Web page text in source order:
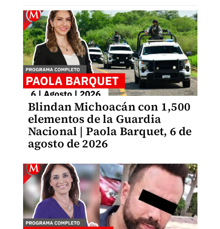
Blindan Michoacán con 1,500
elementos de la Guardia
Nacional | Paola Barquet, 6 de
agosto de 2026